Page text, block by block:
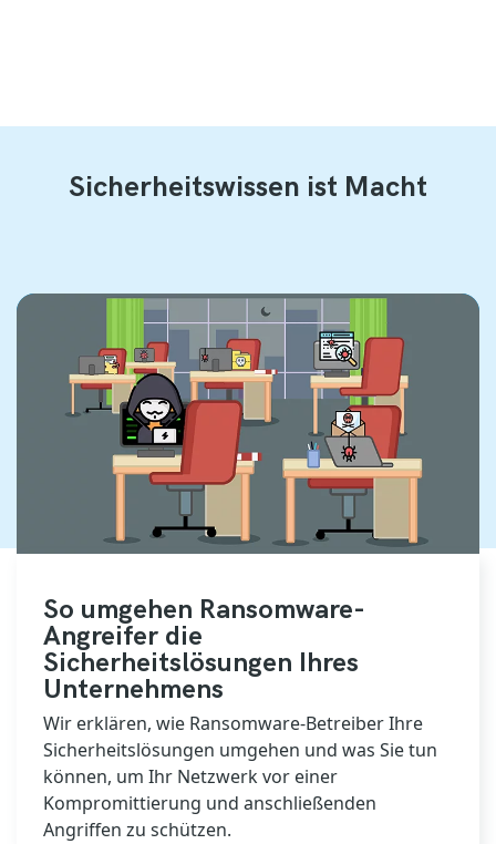
Sicherheitswissen ist Macht
So umgehen Ransomware-
Angreifer die
Sicherheitslösungen Ihres
Unternehmens
Wir erklären, wie Ransomware-Betreiber Ihre
Sicherheitslösungen umgehen und was Sie tun
können, um Ihr Netzwerk vor einer
Kompromittierung und anschließenden
Angriffen zu schützen.